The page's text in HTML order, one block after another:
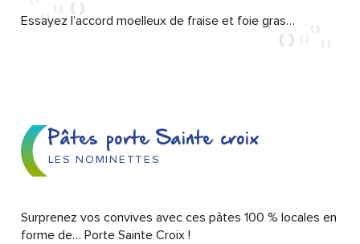
Essayez l’accord moelleux de fraise et foie gras…
Pâtes porte Sainte croix
LES NOMINETTES
Surprenez vos convives avec ces pâtes 100 % locales en
forme de… Porte Sainte Croix !